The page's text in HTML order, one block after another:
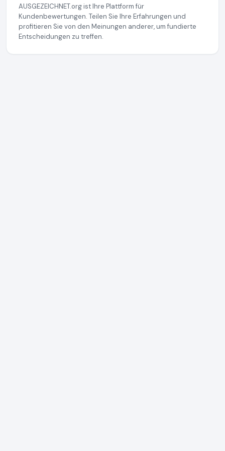
AUSGEZEICHNET.org ist Ihre Plattform für
Kundenbewertungen. Teilen Sie Ihre Erfahrungen und
profitieren Sie von den Meinungen anderer, um fundierte
Entscheidungen zu treffen.